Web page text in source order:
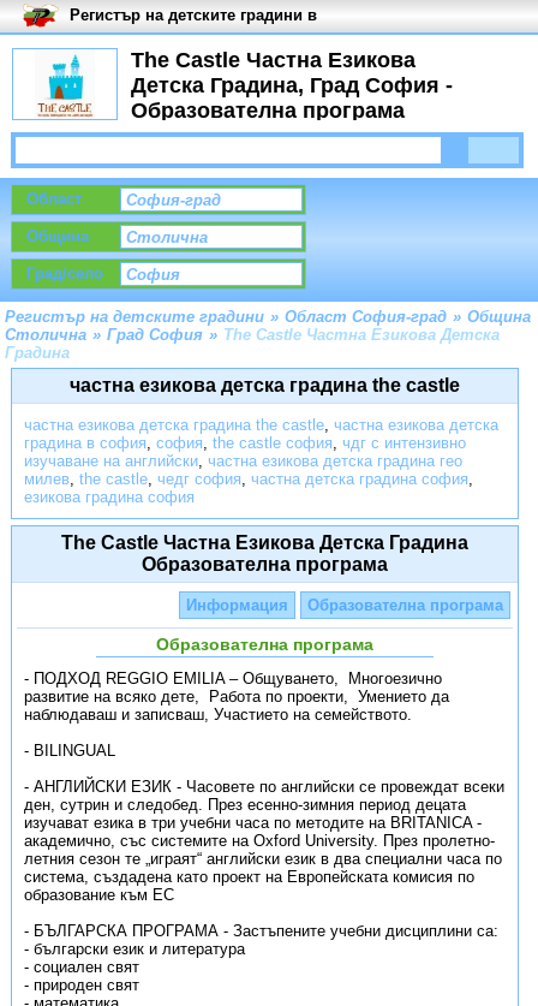
The Castle Частна Езикова
Детска Градина, Град София -
Образователна програма
Регистър на детските градини в
България
Област
Община
Град/село
Регистър на детските градини » Област София-град » Община
Столична » Град София » The Castle Частна Езикова Детска
Градина
частна езикова детска градина the castle
частна езикова детска градина the castle, частна езикова детска
градина в софия, софия, the castle софия, чдг с интензивно
изучаване на английски, частна езикова детска градина гео
милев, the castle, чедг софия, частна детска градина софия,
езикова градина софия
The Castle Частна Езикова Детска Градина
Образователна програма
Информация Образователна програма
Образователна програма
- ПОДХОД REGGIO EMILIA – Общуването, Многоезично
развитие на всяко дете, Работа по проекти, Умението да
наблюдаваш и записваш, Участието на семейството.
- BILINGUAL
- АНГЛИЙСКИ ЕЗИК - Часовете по английски се провеждат всеки
ден, сутрин и следобед. През есенно-зимния период децата
изучават езика в три учебни часа по методите на BRITANICA -
академично, със системите на Oxford University. През пролетно-
летния сезон те „играят“ английски език в два специални часа по
система, създадена като проект на Европейската комисия по
образование към ЕС
- БЪЛГАРСКА ПРОГРАМА - Застъпените учебни дисциплини са:
- български език и литература
- социален свят
- природен свят